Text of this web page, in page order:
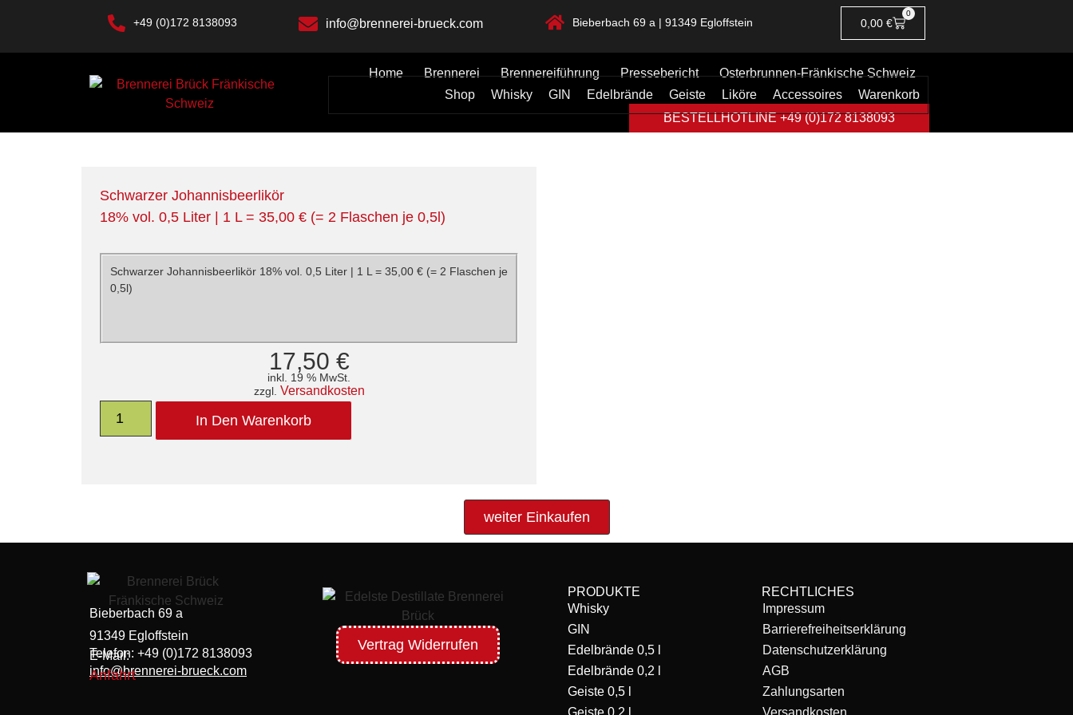
+49 (0)172 8138093 info@brennerei-brueck.com Bieberbach 69 a | 91349 Egloffstein 0,00 €
0
Home Brennerei Brennereiführung Pressebericht
Osterbrunnen-Fränkische Schweiz
Shop
Whisky GIN Edelbrände Geiste Liköre Accessoires
Warenkorb
BESTELLHOTLINE +49 (0)172 8138093
Schwarzer Johannisbeerlikör
18% vol. 0,5 Liter | 1 L = 35,00 € (= 2 Flaschen je 0,5l)
Schwarzer Johannisbeerlikör 18% vol. 0,5 Liter | 1 L = 35,00 € (= 2 Flaschen je
0,5l)
17,50 €
inkl. 19 % MwSt.
zzgl. Versandkosten
In Den Warenkorb
weiter Einkaufen
Bieberbach 69 a
91349 Egloffstein
Telefon: +49 (0)172 8138093
E-Mail:
info@brennerei-brueck.com
Anfahrt
Vertrag Widerrufen
PRODUKTE
Whisky
GIN
Edelbrände 0,5 l
Edelbrände 0,2 l
Geiste 0,5 l
Geiste 0,2 l
RECHTLICHES
Impressum
Barrierefreiheitserklärung
Datenschutzerklärung
AGB
Zahlungsarten
Versandkosten